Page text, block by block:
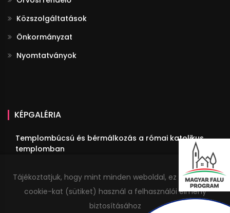
Tájékoztatjuk, hogy mint minden weboldal, ez a honlap is
cookie-kat (sütiket) használ a felhasználói élmény
biztosításához
Közszolgáltatások
Önkormányzat
Nyomtatványok
KÉPGALÉRIA
Templombúcsú és bérmálkozás a római katolikus
templomban
Megemlékezés Trianonról
Idősek estéje